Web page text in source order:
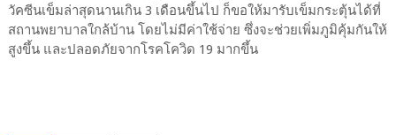
วัคซีนเข็มล่าสุดนานเกิน 3 เดือนขึ้นไป ก็ขอให้มารับเข็มกระตุ้นได้ที่
สถานพยาบาลใกล้บ้าน โดยไม่มีค่าใช้จ่าย ซึ่งจะช่วยเพิ่มภูมิคุ้มกันให้
สูงขึ้น และปลอดภัยจากโรคโควิด 19 มากขึ้น